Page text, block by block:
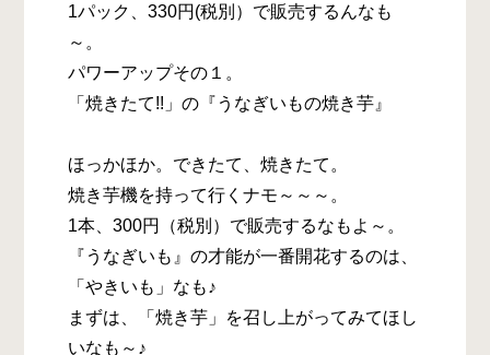
1パック、330円(税別）で販売するんなも
～。
パワーアップその１。
「焼きたて!!」の『うなぎいもの焼き芋』
ほっかほか。できたて、焼きたて。
焼き芋機を持って行くナモ～～～。
1本、300円（税別）で販売するなもよ～。
『うなぎいも』の才能が一番開花するのは、
「やきいも」なも♪
まずは、「焼き芋」を召し上がってみてほし
いなも～♪